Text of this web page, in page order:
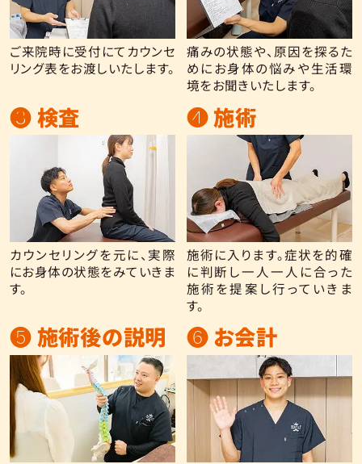
ご来院時に受付にてカウンセ
リング表をお渡しいたします。
痛みの状態や、原因を探るた
めにお身体の悩みや生活環
境をお聞きいたします。
❸ 検査
カウンセリングを元に、実際
にお身体の状態をみていきま
す。
❹ 施術
施術に入ります。症状を的確
に判断し一人一人に合った
施術を提案し行っていきま
す。
❺ 施術後の説明 ❻ お会計